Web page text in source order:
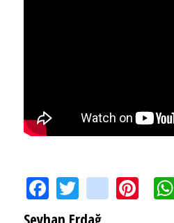
FacebookTwitter